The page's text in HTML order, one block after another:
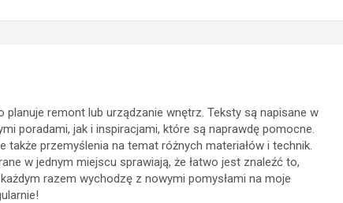
remont lub urządzanie wnętrz. Teksty są napisane w
poradami, jak i inspiracjami, które są naprawdę pomocne.
także przemyślenia na temat różnych materiałów i technik.
w jednym miejscu sprawiają, że łatwo jest znaleźć to,
razem wychodzę z nowymi pomysłami na moje